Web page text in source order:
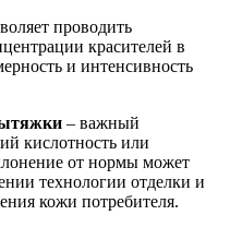
проводить
красителей в
и интенсивность
– важный
кислотность или
от нормы может
технологии отделки и
кожи потребителя.